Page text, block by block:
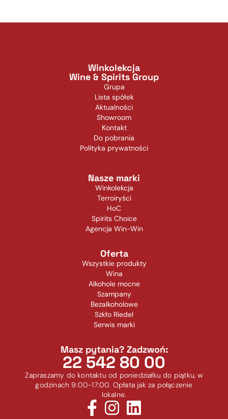
Winkolekcja
Wine & Spirits Group
Grupa
Lista spółek
Aktualności
Showroom
Kontakt
Do pobrania
Polityka prywatności
Nasze marki
Winkolekcja
Terroiryści
HoC
Spirits Choice
Agencja Win-Win
Oferta
Wszystkie produkty
Wina
Alkohole mocne
Szampany
Bezalkoholowe
Szkło Riedel
Serwis marki
Masz pytania? Zadzwoń:
22 542 80 00
Zapraszamy do kontaktu od poniedziałku do piątku, w
godzinach 9:00-17:00. Opłata jak za połączenie
lokalne.